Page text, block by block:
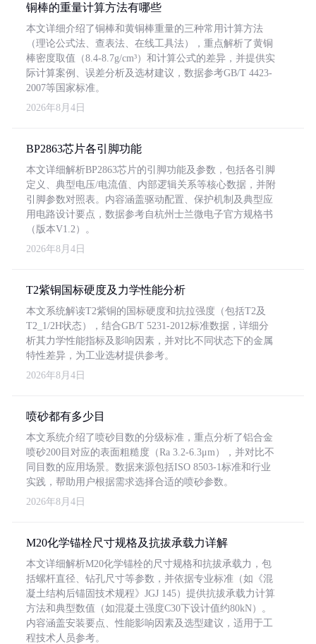
铜棒的重量计算方法有哪些
本文详细介绍了铜棒和黄铜棒重量的三种常用计算方法
（理论公式法、查表法、在线工具法），重点解析了黄铜
棒密度取值（8.4-8.7g/cm³）和计算公式的差异，并提供实
际计算案例、误差分析及选材建议，数据参考GB/T 4423-
2007等国家标准。
2026年8月4日
BP2863芯片各引脚功能
本文详细解析BP2863芯片的引脚功能及参数，包括各引脚
定义、典型电压/电流值、内部逻辑关系等核心数据，并附
引脚参数对照表。内容涵盖驱动配置、保护机制及典型应
用电路设计要点，数据参考自杭州士兰微电子官方规格书
（版本V1.2）。
2026年8月4日
T2紫铜国标硬度及力学性能分析
本文系统解读T2紫铜的国标硬度和抗拉强度（包括T2及
T2_1/2H状态），结合GB/T 5231-2012标准数据，详细分
析其力学性能指标及影响因素，并对比不同状态下的金属
特性差异，为工业选材提供参考。
2026年8月4日
喷砂都有多少目
本文系统介绍了喷砂目数的分级标准，重点分析了铝合金
喷砂200目对应的表面粗糙度（Ra 3.2-6.3μm），并对比不
同目数的应用场景。数据来源包括ISO 8503-1标准和行业
实践，帮助用户根据需求选择合适的喷砂参数。
2026年8月4日
M20化学锚栓尺寸规格及抗拔承载力详解
本文详细解析M20化学锚栓的尺寸规格和抗拔承载力，包
括螺杆直径、钻孔尺寸等参数，并依据专业标准（如《混
凝土结构后锚固技术规程》JGJ 145）提供抗拔承载力计算
方法和典型数值（如混凝土强度C30下设计值约80kN）。
内容涵盖安装要点、性能影响因素及选型建议，适用于工
程技术人员参考。